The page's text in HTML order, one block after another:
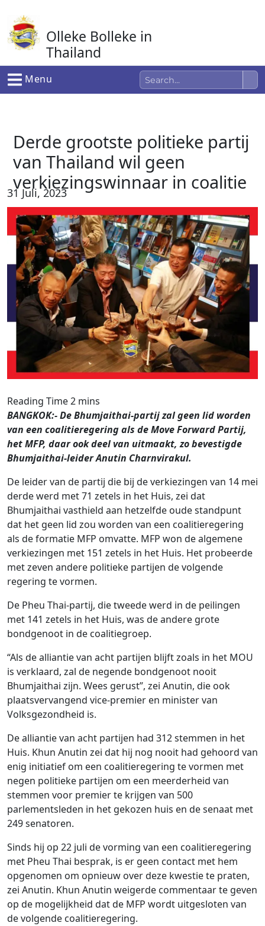
naar
de
inhoud
Olleke Bolleke in
Thailand
In Thailand
Menu
Derde grootste politieke partij
van Thailand wil geen
verkiezingswinnaar in coalitie
31 Juli, 2023
BANGKOK:- De Bhumjaithai-partij zal geen lid worden
van een coalitieregering als de Move Forward Partij,
het MFP, daar ook deel van uitmaakt, zo bevestigde
Bhumjaithai-leider Anutin Charnvirakul.
De leider van de partij die bij de verkiezingen van 14 mei
derde werd met 71 zetels in het Huis, zei dat
Bhumjaithai vasthield aan hetzelfde oude standpunt
dat het geen lid zou worden van een coalitieregering
als de formatie MFP omvatte. MFP won de algemene
verkiezingen met 151 zetels in het Huis. Het probeerde
met zeven andere politieke partijen de volgende
regering te vormen.
De Pheu Thai-partij, die tweede werd in de peilingen
met 141 zetels in het Huis, was de andere grote
bondgenoot in de coalitiegroep.
“Als de alliantie van acht partijen blijft zoals in het MOU
is verklaard, zal de negende bondgenoot nooit
Bhumjaithai zijn. Wees gerust”, zei Anutin, die ook
plaatsvervangend vice-premier en minister van
Volksgezondheid is.
De alliantie van acht partijen had 312 stemmen in het
Huis. Khun Anutin zei dat hij nog nooit had gehoord van
enig initiatief om een ​​coalitieregering te vormen met
negen politieke partijen om een ​​meerderheid van
stemmen voor premier te krijgen van 500
parlementsleden in het gekozen huis en de senaat met
249 senatoren.
Sinds hij op 22 juli de vorming van een coalitieregering
met Pheu Thai besprak, is er geen contact met hem
opgenomen om opnieuw over deze kwestie te praten,
zei Anutin. Khun Anutin weigerde commentaar te geven
op de mogelijkheid dat de MFP wordt uitgesloten van
de volgende coalitieregering.